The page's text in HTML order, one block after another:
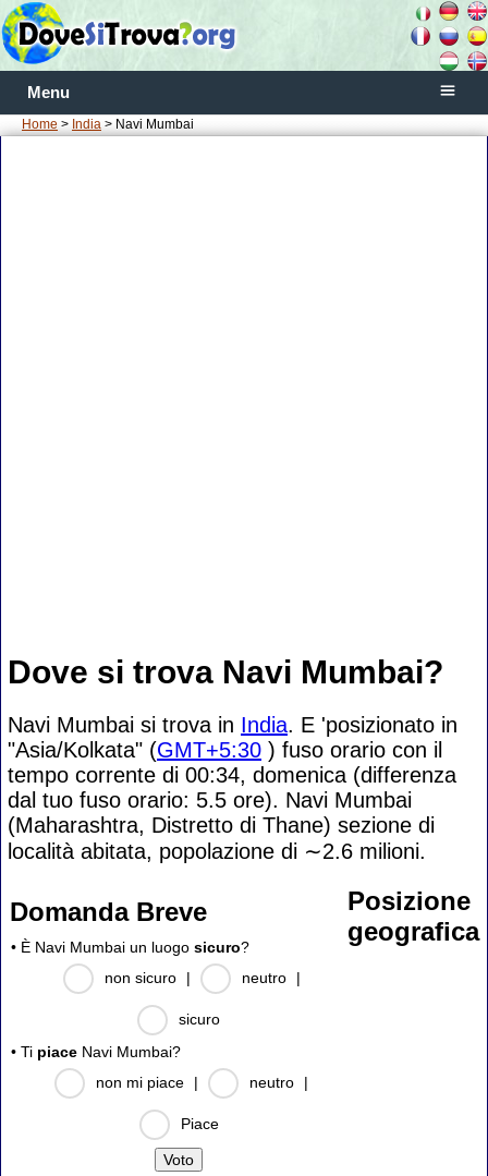
Menu
Home > India > Navi Mumbai
Dove si trova Navi Mumbai?
Navi Mumbai si trova in India. E 'posizionato in
"Asia/Kolkata" (GMT+5:30 ) fuso orario con il
tempo corrente di 00:34, domenica (differenza
dal tuo fuso orario: 5.5 ore). Navi Mumbai
(Maharashtra, Distretto di Thane) sezione di
località abitata, popolazione di ∼2.6 milioni.
Domanda Breve
• È Navi Mumbai un luogo sicuro?
non sicuro
| neutro |
sicuro
• Ti piace Navi Mumbai?
non mi piace
| neutro |
Piace
Posizione
geografica